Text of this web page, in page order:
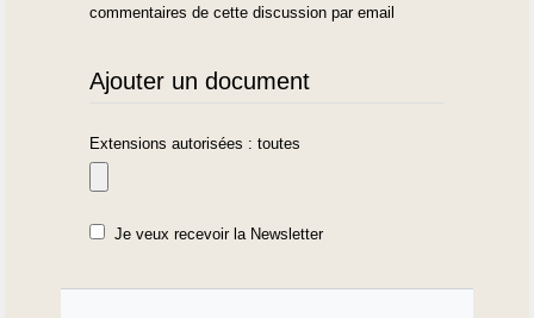
commentaires de cette discussion par email
Ajouter un document
Extensions autorisées : toutes
Je veux recevoir la Newsletter